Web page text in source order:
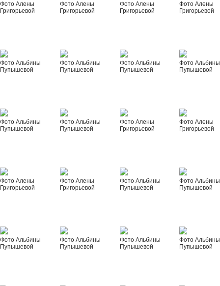
Фото Алены
Григорьевой
Фото Алены
Григорьевой
Фото Алены
Григорьевой
Фото Алены
Григорьевой
Фото Альбины
Пупышевой
Фото Альбины
Пупышевой
Фото Альбины
Пупышевой
Фото Альбины
Пупышевой
Фото Альбины
Пупышевой
Фото Альбины
Пупышевой
Фото Алены
Григорьевой
Фото Алены
Григорьевой
Фото Алены
Григорьевой
Фото Алены
Григорьевой
Фото Альбины
Пупышевой
Фото Альбины
Пупышевой
Фото Альбины
Пупышевой
Фото Альбины
Пупышевой
Фото Альбины
Пупышевой
Фото Альбины
Пупышевой